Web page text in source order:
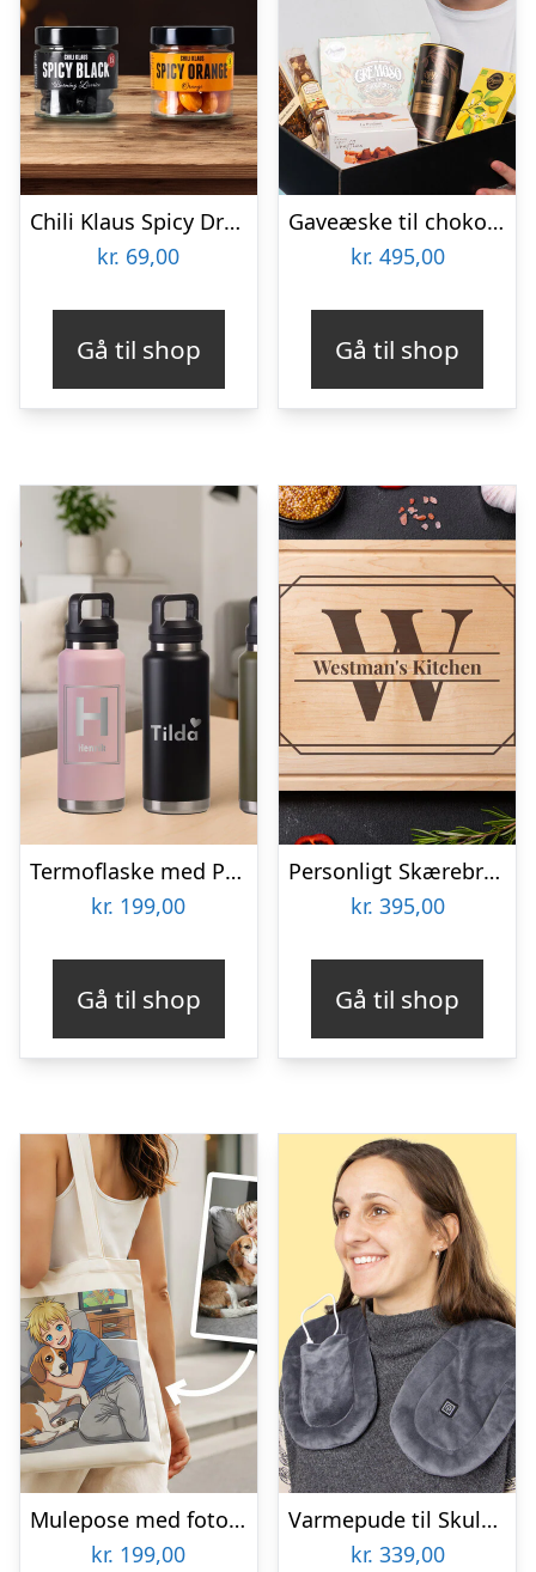
Chili Klaus Spicy Drops
kr. 69,00
Gå til shop
Gaveæske til chokoladeelskeren
kr. 495,00
Gå til shop
Termoflaske med Personlig Gravering – 1,06 L
kr. 199,00
Gå til shop
Personligt Skærebræt i Træ med Bogstav & Tekst
kr. 395,00
Gå til shop
Mulepose med foto – AI-tryk
kr. 199,00
Varmepude til Skuldre og Ryg – Zenkuru
kr. 339,00